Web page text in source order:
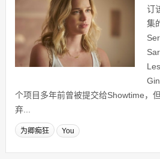
订
集
个项目多年前曾被提交给Showtime，
弃...
为卿痴狂 You